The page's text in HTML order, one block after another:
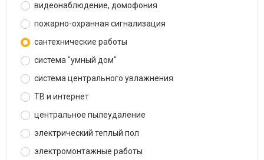
видеонаблюдение, домофония
пожарно-охранная сигнализация
сантехнические работы
система "умный дом"
система центрального увлажнения
ТВ и интернет
центральное пылеудаление
электрический теплый пол
электромонтажные работы